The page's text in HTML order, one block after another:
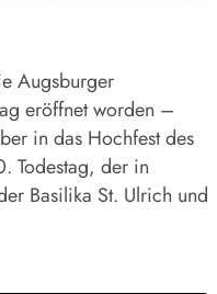
Augsburger
eröffnet worden –
in das Hochfest des
Todestag, der in
Basilika St. Ulrich und